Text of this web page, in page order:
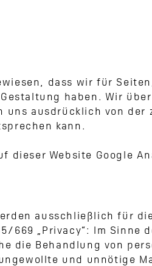
dass wir für
haben. Wir
uns ausdrücklich von
kann.
dieser Website Google
ausschließlich für
„Privacy“: Im Sinne
die Behandlung von
und unnötige